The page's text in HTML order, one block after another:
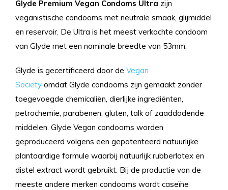
Glyde Premium Vegan Condoms Ultra zijn
veganistische condooms met neutrale smaak, glijmiddel
en reservoir. De Ultra is het meest verkochte condoom
van Glyde met een nominale breedte van 53mm.
Glyde is gecertificeerd door de Vegan
Society omdat Glyde condooms zijn gemaakt zonder
toegevoegde chemicaliën, dierlijke ingrediënten,
petrochemie, parabenen, gluten, talk of zaaddodende
middelen. Glyde Vegan condooms worden
geproduceerd volgens een gepatenteerd natuurlijke
plantaardige formule waarbij natuurlijk rubberlatex en
distel extract wordt gebruikt. Bij de productie van de
meeste andere merken condooms wordt caseïne